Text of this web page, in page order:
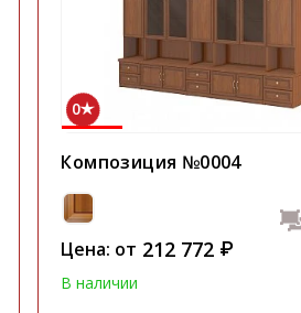
0
Композиция №0004
Цена: от 212 772 ₽
В наличии